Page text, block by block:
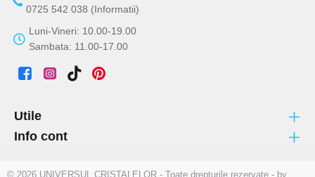
0725 542 038 (Informatii)
Luni-Vineri: 10.00-19.00
Sambata: 11.00-17.00
Utile
Info cont
© 2026 UNIVERSUL CRISTALELOR - Toate drepturile rezervate - by